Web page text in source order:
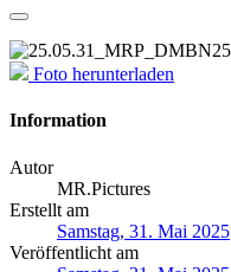
Foto herunterladen
Information
Autor
MR.Pictures
Erstellt am
Samstag, 31. Mai 2025
Veröffentlicht am